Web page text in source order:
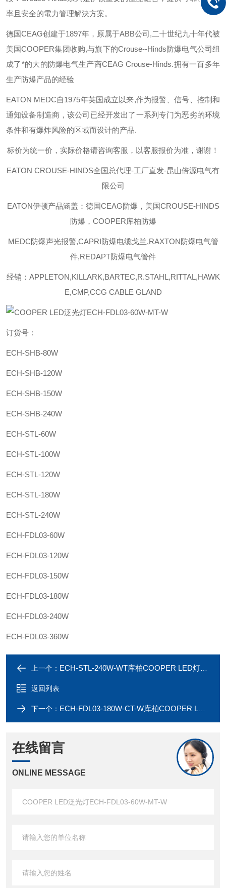
率且安全的電力管理解決方案。
德国CEAG创建于1897年，原属于ABB公司,二十世纪九十年代被
美国COOPER集团收购,与旗下的Crouse--Hinds防爆电气公司组
成了*的大的防爆电气生产商CEAG Crouse-Hinds.拥有一百多年
生产防爆产品的经验
EATON MEDC自1975年英国成立以来,作为报警、信号、控制和
通知设备制造商，该公司已经开发出了一系列专门为恶劣的环境
条件和有爆炸风险的区域而设计的产品.
标价为统一价，实际价格请咨询客服，以客服报价为准，谢谢！
EATON CROUSE-HINDS全国总代理-工厂直发-昆山倍源电气有
限公司
EATON伊顿产品涵盖：德国CEAG防爆，美国CROUSE-HINDS
防爆，COOPER库柏防爆
MEDC防爆声光报警,CAPRI防爆电缆戈兰,RAXTON防爆电气管
件,REDAPT防爆电气管件
经销：APPLETON,KILLARK,BARTEC,R.STAHL,RITTAL,HAWK
E,CMP,CCG CABLE GLAND
订货号：
ECH-SHB-80W
ECH-SHB-120W
ECH-SHB-150W
ECH-SHB-240W
ECH-STL-60W
ECH-STL-100W
ECH-STL-120W
ECH-STL-180W
ECH-STL-240W
ECH-FDL03-60W
ECH-FDL03-120W
ECH-FDL03-150W
ECH-FDL03-180W
ECH-FDL03-240W
ECH-FDL03-360W
上一个： ECH-STL-240W-WT库柏COOPER LED灯具ECH-STL-240W-CT
返回列表
下一个： ECH-FDL03-180W-CT-W库柏COOPER LED泛光灯ECH-FDL03-150W-MT-W
在线留言
ONLINE MESSAGE